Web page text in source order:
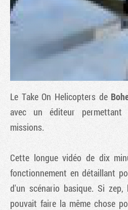
Le Take On Helicoptersde
avec un éditeur
missions.
Cette longue vidéo de dix
fonctionnement en détaillant
d'un scénario basique. Si zep,
pouvait faire la même chose